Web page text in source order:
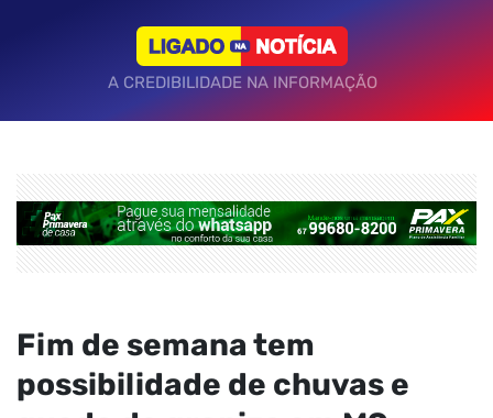
A CREDIBILIDADE NA INFORMAÇÃO
Fim de semana tem
possibilidade de chuvas e